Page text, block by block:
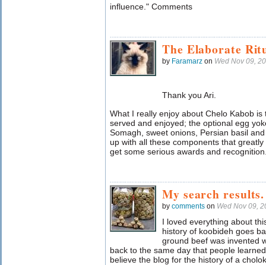
influence." Comments
The Elaborate
by Faramarz on Wed Nov 09,
Thank you Ari.
What I really enjoy about Chelo Kabob
served and enjoyed; the optional egg
Somagh, sweet onions, Persian basil
up with all these components that
get some serious awards and
My search results.
by comments on Wed Nov 09,
I loved everything about
history of koobideh goes
ground beef was invented
back to the same day that people
believe the blog for the history of a